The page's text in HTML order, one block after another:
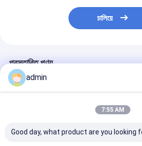
চালিয়ে
প্রস্তাবিত পণ্য
admin
7:55 AM
Good day, what product are you looking